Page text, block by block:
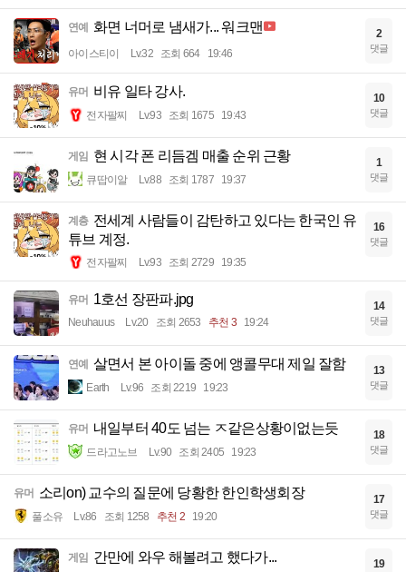
연예 화면 너머로 냄새가... 워크맨
아이스티이 Lv.32 조회 664 19:46
2
댓글
유머 비유 일타 강사.
전자팔찌 Lv.93 조회 1675 19:43
10
댓글
게임 현 시각 폰 리듬겜 매출 순위 근황
큐땁이알 Lv.88 조회 1787 19:37
1
댓글
계층 전세계 사람들이 감탄하고 있다는 한국인 유
튜브 계정.
전자팔찌 Lv.93 조회 2729 19:35
16
댓글
유머 1호선 장판파.jpg
Neuhauus Lv.20 조회 2653 추천 3 19:24
14
댓글
연예 살면서 본 아이돌 중에 앵콜무대 제일 잘함
Earth Lv.96 조회 2219 19:23
13
댓글
유머 내일부터 40도 넘는 ㅈ같은상황이없는듯
드라고노브 Lv.90 조회 2405 19:23
18
댓글
유머 소리on) 교수의 질문에 당황한 한인학생회장
풀소유 Lv.86 조회 1258 추천 2 19:20
17
댓글
게임 간만에 와우 해볼려고 했다가... 19